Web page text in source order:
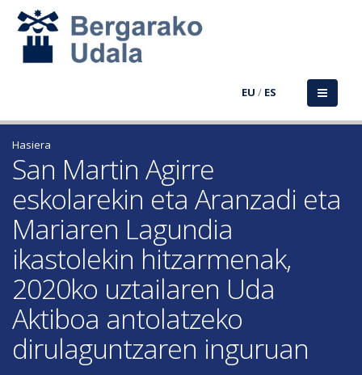
EU / ES
Hasiera
San Martin Agirre
eskolarekin eta Aranzadi eta
Mariaren Lagundia
ikastolekin hitzarmenak,
2020ko uztailaren Uda
Aktiboa antolatzeko
dirulaguntzaren inguruan